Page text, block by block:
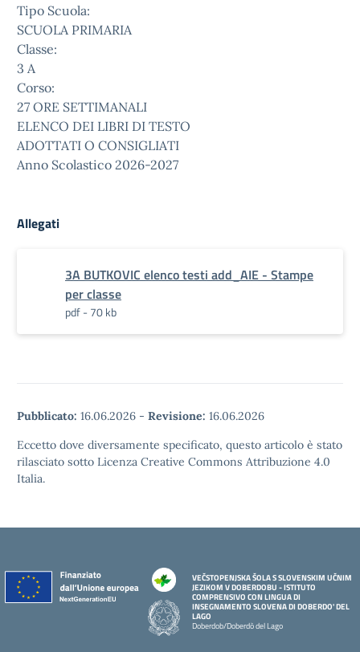
Tipo Scuola:
SCUOLA PRIMARIA
Classe:
3 A
Corso:
27 ORE SETTIMANALI
ELENCO DEI LIBRI DI TESTO
ADOTTATI O CONSIGLIATI
Anno Scolastico 2026-2027
Allegati
3A BUTKOVIC elenco testi add_AIE - Stampe
per classe
pdf - 70 kb
Pubblicato: 16.06.2026 - Revisione: 16.06.2026
Eccetto dove diversamente specificato, questo articolo è stato
rilasciato sotto Licenza Creative Commons Attribuzione 4.0
Italia.
VEČSTOPENJSKA ŠOLA S SLOVENSKIM UČNIM
JEZIKOM V DOBERDOBU - ISTITUTO
COMPRENSIVO CON LINGUA DI
INSEGNAMENTO SLOVENA DI DOBERDO' DEL
LAGO
Doberdob/Doberdò del Lago